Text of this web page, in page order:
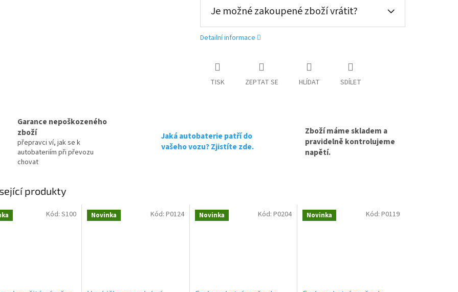
připravena k použití + výkup staré autobaterie při doručení nové (nepovinné)
Je možné zakoupené zboží vrátit?
Detailní informace
TISK ZEPTAT SE HLÍDAT SDÍLET
Garance nepoškozeného
zboží
přepravci ví, jak se k
autobateriím při převozu
chovat
Jaká autobaterie patří do
vašeho vozu? Zjistíte zde.
Zboží máme skladem a
pravidelně kontrolujeme
napětí.
produkty
Kód: S100 Novinka Kód: P0124 Novinka Kód:P0204 Novinka Kód: P0119